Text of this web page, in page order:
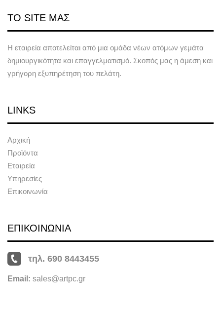
ΤΟ SITE ΜΑΣ
Η εταιρεία αποτελείται από μια ομάδα νέων ατόμων γεμάτα
δημιουργικότητα και επαγγελματισμό. Σκοπός μας η άμεση και
γρήγορη εξυπηρέτηση του πελάτη.
LINKS
Αρχική
Προϊόντα
Εταιρεία
Υπηρεσίες
Επικοινωνία
ΕΠΙΚΟΙΝΩΝΙΑ
τηλ. 690 8443455
Email: sales@artpc.gr